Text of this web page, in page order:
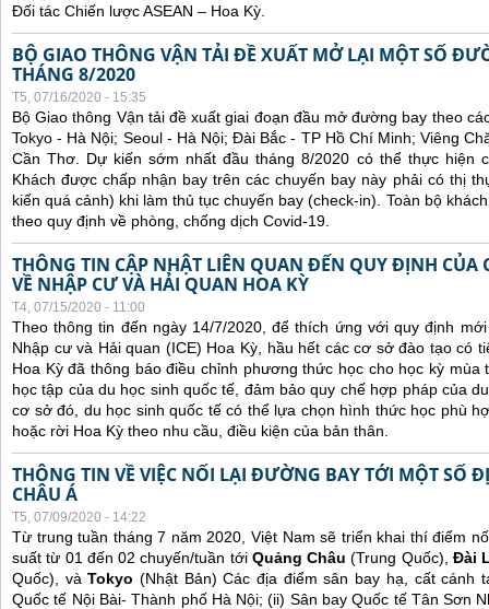
Đối tác Chiến lược ASEAN – Hoa Kỳ.
BỘ GIAO THÔNG VẬN TẢI ĐỀ XUẤT MỞ LẠI MỘT SỐ
THÁNG 8/2020
T5, 07/16/2020 - 15:35
Bộ Giao thông Vận tải đề xuất giai đoạn đầu mở đường bay theo
Tokyo - Hà Nội; Seoul - Hà Nội; Đài Bắc - TP Hồ Chí Minh; Viêng
Cần Thơ. Dự kiến sớm nhất đầu tháng 8/2020 có thể thực hiện
Khách được chấp nhận bay trên các chuyến bay này phải có thị
kiến quá cảnh) khi làm thủ tục chuyến bay (check-in). Toàn bộ
theo quy định về phòng, chống dịch Covid-19.
THÔNG TIN CẬP NHẬT LIÊN QUAN ĐẾN QUY ĐỊNH CỦA
VỀ NHẬP CƯ VÀ HẢI QUAN HOA KỲ
T4, 07/15/2020 - 11:00
Theo thông tin đến ngày 14/7/2020, để thích ứng với quy định
Nhập cư và Hải quan (ICE) Hoa Kỳ, hầu hết các cơ sở đào tạo có
Hoa Kỳ đã thông báo điều chỉnh phương thức học cho học kỳ
học tập của du học sinh quốc tế, đảm bảo quy chế hợp pháp của
cơ sở đó, du học sinh quốc tế có thể lựa chọn hình thức học phù
hoặc rời Hoa Kỳ theo nhu cầu, điều kiện của bản thân.
THÔNG TIN VỀ VIỆC NỐI LẠI ĐƯỜNG BAY TỚI MỘT SỐ
CHÂU Á
T5, 07/09/2020 - 14:22
Từ trung tuần tháng 7 năm 2020, Việt Nam sẽ triển khai thí điểm
suất từ 01 đến 02 chuyến/tuần tới Quảng Châu (Trung Quốc), Đài
Quốc), vàTokyo (Nhật Bản) Các địa điểm sân bay hạ, cất cánh
Quốc tế Nội Bài- Thành phố Hà Nội; (ii) Sân bay Quốc tế Tân Sơn